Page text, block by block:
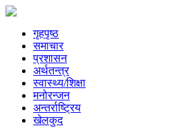
गृहपृष्ठ
समाचार
प्रशासन
अर्थतन्त्र
स्वास्थ्य/शिक्षा
मनोरन्जन
अन्तर्राष्ट्रिय
खेलकुद